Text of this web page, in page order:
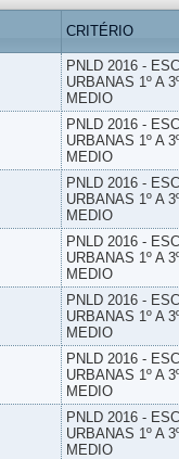
CRITÉRIO
PNLD 2016 -
URBANAS 1º A
MEDIO
PNLD 2016 -
URBANAS 1º A
MEDIO
PNLD 2016 -
URBANAS 1º A
MEDIO
PNLD 2016 -
URBANAS 1º A
MEDIO
PNLD 2016 -
URBANAS 1º A
MEDIO
PNLD 2016 -
URBANAS 1º A
MEDIO
PNLD 2016 -
URBANAS 1º A
MEDIO